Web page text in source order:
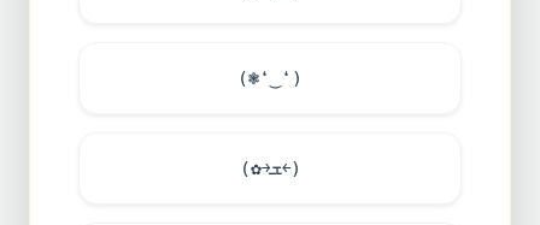
(❃❛‿❛)
(✿￫ܫ￩)